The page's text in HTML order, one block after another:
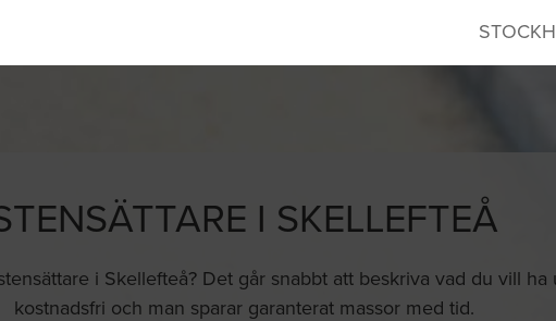
I SKELLEFTEÅ
i Skellefteå? Det går snabbt att beskriva vad du vill ha
kostnadsfri och man sparar garanterat massor med tid.